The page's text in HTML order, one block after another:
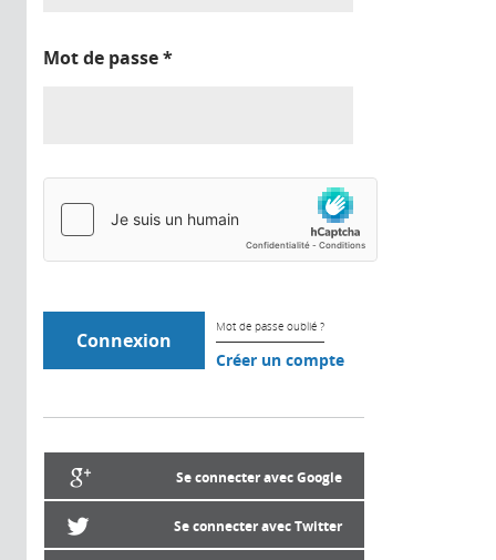
Mot de passe*
Mot de passe oublié ?
Créer un compte
Se connecter avec Google
Se connecter avec Twitter